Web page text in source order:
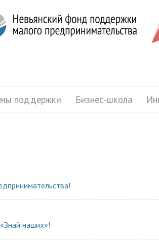
поддержки Бизнес-школа
наших»!